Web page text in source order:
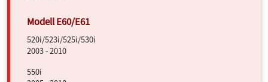
520i/523i/525i/530i
2003 - 2010
550i